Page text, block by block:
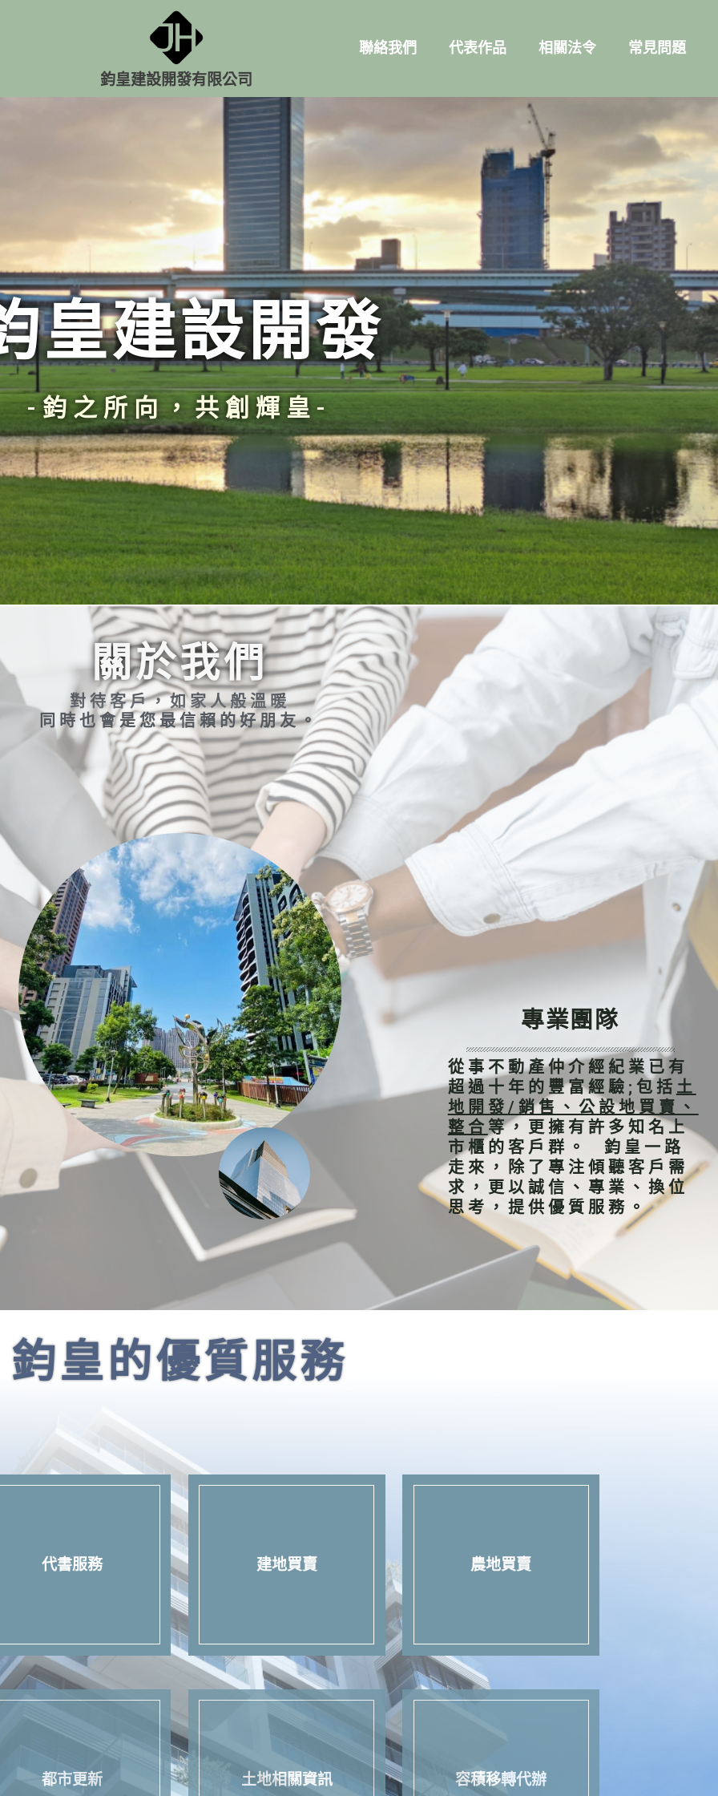
鈞皇建設開發有限公司
聯絡我們 代表作品 相關法令 常見問題
皇建設開發
-鈞之所向，共創輝皇-
關於我們
對待客戶，如家人般溫暖
同時也會是您最信賴的好朋友。
專業團隊
從事不動產仲介經紀業已有
超過十年的豐富經驗;包括 土
地開發/銷售、公設地買賣、
整合 等，更擁有許多知名上
市櫃的客戶群。 鈞皇一路
走來，除了專注傾聽客戶需
求，更以誠信、專業、換位
思考，提供優質服務。
鈞皇的優質服務
代書服務 建地買賣 農地買賣
都市更新 土地相關資訊 容積移轉代辦